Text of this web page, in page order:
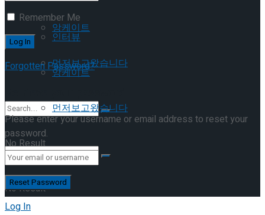
앙케이트
먼저보고왔습니다
No Result
View All Result
인터뷰
앙케이트
먼저보고왔습니다
No Result
Remember Me
Forgotten Password?
Please enter your username or email address to reset your
password.
Log In